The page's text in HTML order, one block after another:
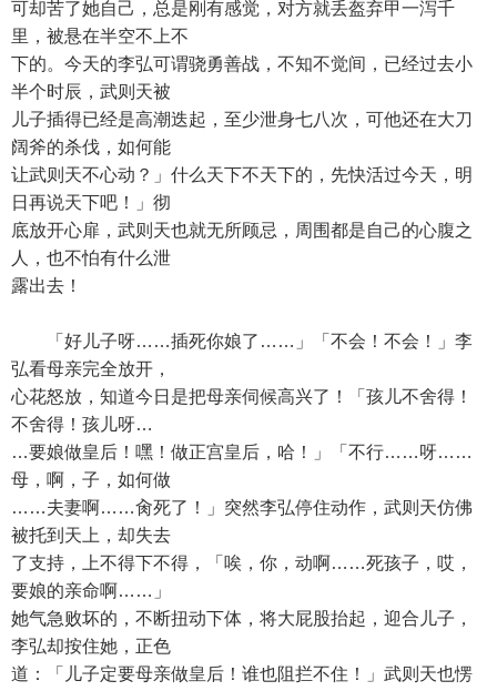
可却苦了她自己，总是刚有感觉，对方就丢盔弃甲一泻千
里，被悬在半空不上不
下的。今天的李弘可谓骁勇善战，不知不觉间，已经过去小
半个时辰，武则天被
儿子插得已经是高潮迭起，至少泄身七八次，可他还在大刀
阔斧的杀伐，如何能
让武则天不心动？」什么天下不天下的，先快活过今天，明
日再说天下吧！」彻
底放开心扉，武则天也就无所顾忌，周围都是自己的心腹之
人，也不怕有什么泄
露出去！
「好儿子呀……插死你娘了……」「不会！不会！」李
弘看母亲完全放开，
心花怒放，知道今日是把母亲伺候高兴了！「孩儿不舍得！
不舍得！孩儿呀…
…要娘做皇后！嘿！做正宫皇后，哈！」「不行……呀……
母，啊，子，如何做
……夫妻啊……肏死了！」突然李弘停住动作，武则天仿佛
被托到天上，却失去
了支持，上不得下不得，「唉，你，动啊……死孩子，哎，
要娘的亲命啊……」
她气急败坏的，不断扭动下体，将大屁股抬起，迎合儿子，
李弘却按住她，正色
道：「儿子定要母亲做皇后！谁也阻拦不住！」武则天也愣